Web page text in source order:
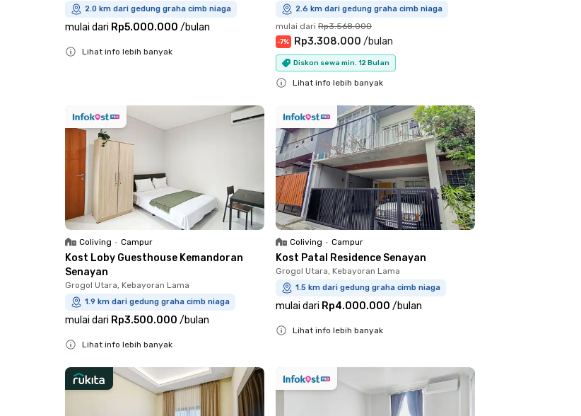
2.0 km dari gedung graha cimb niaga
mulai dari Rp5.000.000 /bulan
Lihat info lebih banyak
2.6 km dari gedung graha cimb niaga
mulai dari Rp3.568.000
-7% Rp3.308.000 /bulan
Diskon sewa min. 12 Bulan
Lihat info lebih banyak
Coliving • Campur
Kost Loby Guesthouse Kemandoran
Senayan
Grogol Utara, Kebayoran Lama
1.9 km dari gedung graha cimb niaga
mulai dari Rp3.500.000 /bulan
Lihat info lebih banyak
Coliving • Campur
Kost Patal Residence Senayan
Grogol Utara, Kebayoran Lama
1.5 km dari gedung graha cimb niaga
mulai dari Rp4.000.000 /bulan
Lihat info lebih banyak